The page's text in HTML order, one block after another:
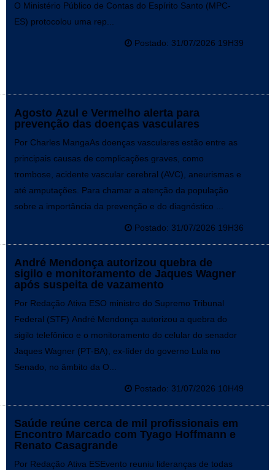
O Ministério Público de Contas do Espírito Santo (MPC-
ES) protocolou uma rep...
Postado: 31/07/2026 19H39
Agosto Azul e Vermelho alerta para
prevenção das doenças vasculares
Por Charles MangaAs doenças vasculares estão entre as
principais causas de complicações graves, como
trombose, acidente vascular cerebral (AVC), aneurismas e
até amputações. Para chamar a atenção da população
sobre a importância da prevenção e do diagnóstico ...
Postado: 31/07/2026 19H36
André Mendonça autorizou quebra de
sigilo e monitoramento de Jaques Wagner
após suspeita de vazamento
Por Redação Ativa ESO ministro do Supremo Tribunal
Federal (STF) André Mendonça autorizou a quebra do
sigilo telefônico e o monitoramento do celular do senador
Jaques Wagner (PT-BA), ex-líder do governo Lula no
Senado, no âmbito da O...
Postado: 31/07/2026 10H49
Saúde reúne cerca de mil profissionais em
Encontro Marcado com Tyago Hoffmann e
Renato Casagrande
Por Redação Ativa ESEvento reuniu lideranças de todas